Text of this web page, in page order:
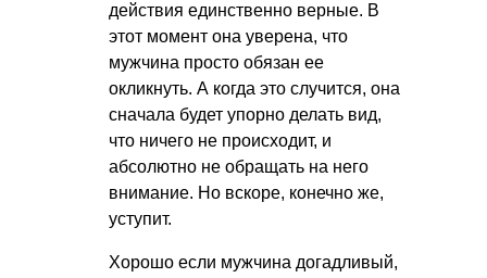
действия единственно верные. В
этот момент она уверена, что
мужчина просто обязан ее
окликнуть. А когда это случится, она
сначала будет упорно делать вид,
что ничего не происходит, и
абсолютно не обращать на него
внимание. Но вскоре, конечно же,
уступит.
Хорошо если мужчина догадливый,